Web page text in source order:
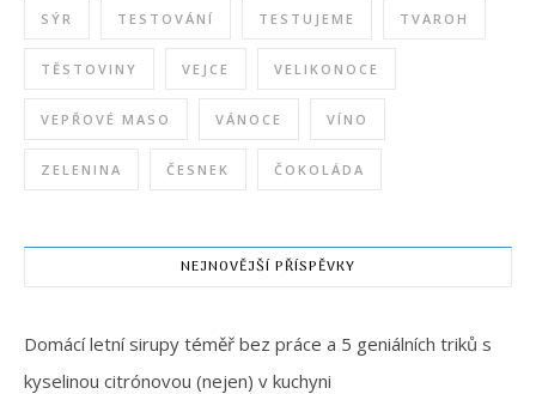
SÝR TESTOVÁNÍ TESTUJEME TVAROH
TĚSTOVINY VEJCE VELIKONOCE
VEPŘOVÉ MASO VÁNOCE VÍNO
ZELENINA ČESNEK ČOKOLÁDA
NEJNOVĚJŠÍ PŘÍSPĚVKY
Domácí letní sirupy téměř bez práce a 5 geniálních triků s
kyselinou citrónovou (nejen) v kuchyni